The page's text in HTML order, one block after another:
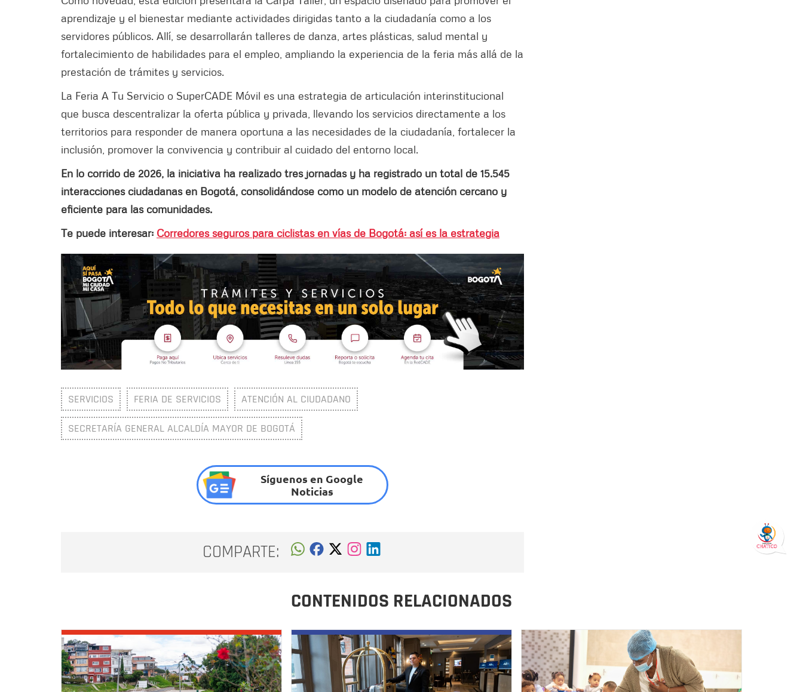
aprendizaje y el bienestar mediante actividades dirigidas tanto a la ciudadanía como a los
servidores públicos. Allí, se desarrollarán talleres de danza, artes plásticas, salud mental y
fortalecimiento de habilidades para el empleo, ampliando la experiencia de la feria más allá de la
prestación de trámites y servicios.
La Feria A Tu Servicio o SuperCADE Móvil es una estrategia de articulación interinstitucional
que busca descentralizar la oferta pública y privada, llevando los servicios directamente a los
territorios para responder de manera oportuna a las necesidades de la ciudadanía, fortalecer la
inclusión, promover la convivencia y contribuir al cuidado del entorno local.
En lo corrido de 2026, la iniciativa ha realizado tres jornadas y ha registrado un total de 15.545
interacciones ciudadanas en Bogotá, consolidándose como un modelo de atención cercano y
eficiente para las comunidades.
Te puede interesar: Corredores seguros para ciclistas en vías de Bogotá: así es la estrategia
SERVICIOS FERIA DE SERVICIOS ATENCIÓN AL CIUDADANO
SECRETARÍA GENERAL ALCALDÍA MAYOR DE BOGOTÁ
Síguenos en Google
Noticias
COMPARTE:
CONTENIDOS RELACIONADOS